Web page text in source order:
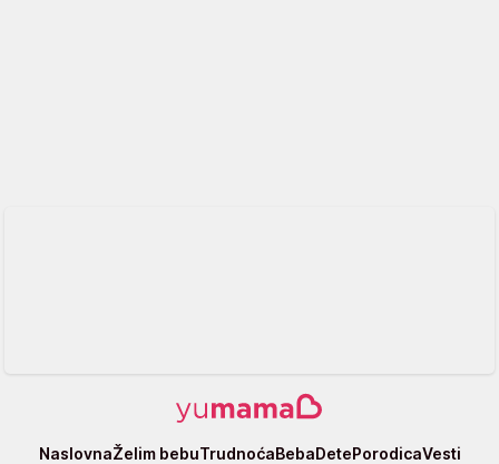
Yumama
NaslovnaŽelim bebuTrudnoćaBebaDetePorodicaVesti